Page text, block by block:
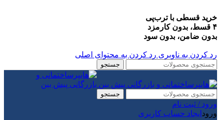
خرید قسطی با ترب‌پی
۴ قسط، بدون کارمزد
بدون ضامن، بدون سود
رد کردن به ناوبری رد کردن به محتوای اصلی
جستجو
جستجو
ورود / ثبت نام
ورود ایجاد حساب کاربری